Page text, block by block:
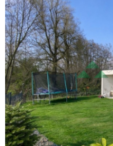
au rez-de-chaussée. L'étage
ainsi que d’une salle de
appréciable pour une famille.
d’un sous-sol complet
un garage, des espaces de
places de parking
confort, le bien dispose
au sol au rez-de-chaussée,
simple flux ainsi que d’un
constitue un véritable atout
terrain principal de 600 m²,
chemin privatif en indivision,
et facile à vivre. Une
VOIR